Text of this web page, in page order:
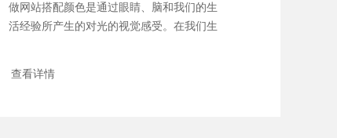
做网站搭配颜色是通过眼睛、脑和我们的生
活经验所产生的对光的视觉感受。在我们生
查看详情